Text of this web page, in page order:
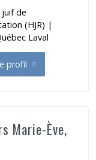
de
(HJR) |
Laval
profilAnnie
Marie-Ève,